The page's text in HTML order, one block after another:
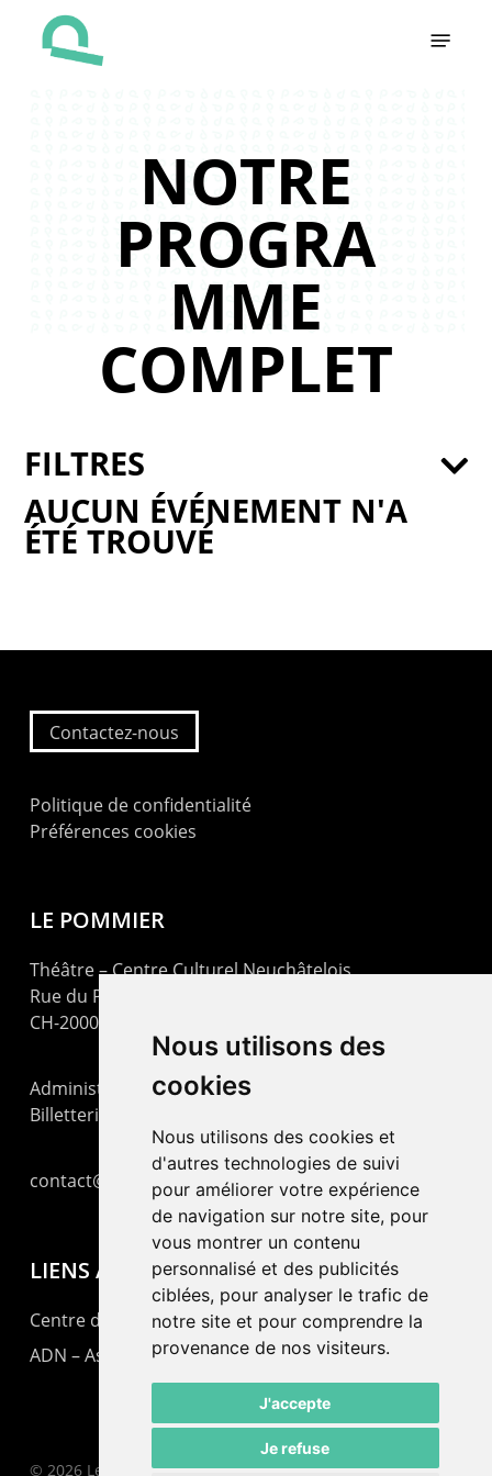
Nous utilisons des
cookies
Nous utilisons des cookies et
d'autres technologies de suivi
pour améliorer votre expérience
de navigation sur notre site, pour
vous montrer un contenu
personnalisé et des publicités
ciblées, pour analyser le trafic de
notre site et pour comprendre la
provenance de nos visiteurs.
J'accepte
Je refuse
NOTRE
PROGRA
MME
COMPLET
AUCUN ÉVÉNEMENT N'A
ÉTÉ TROUVÉ
FILTRES
Contactez-nous
Politique de confidentialité
Préférences cookies
LE POMMIER
Théâtre – Centre Culturel Neuchâtelois
Rue du Pommier 9
CH-2000 Neuchâtel
Administration : +41 32 725 03 03
Billetterie : +41 32 725 05 05
contact@lepommier.ch
LIENS AMIS
Centre de culture ABC
ADN – Association Danse Neuchâtel
© 2026 Le Pommier.